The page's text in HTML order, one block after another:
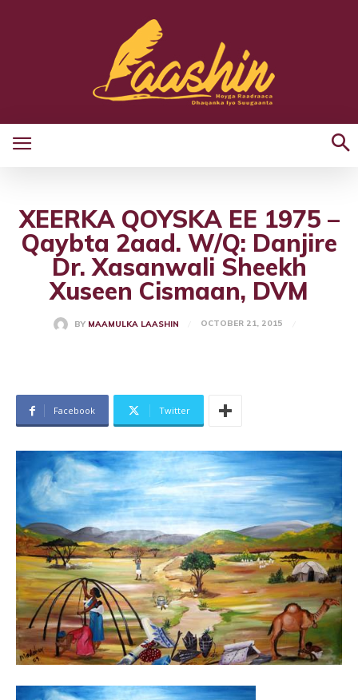
XEERKA QOYSKA EE 1975 –
Qaybta 2aad. W/Q: Danjire
Dr. Xasanwali Sheekh
Xuseen Cismaan, DVM
BY MAAMULKA LAASHIN OCTOBER 21, 2015
Facebook Twitter